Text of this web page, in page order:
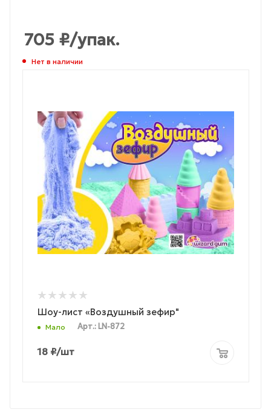
705 ₽/упак.
Нет в наличии
Шоу-лист «Воздушный зефир"
Мало Арт.: LN-872
18 ₽/шт